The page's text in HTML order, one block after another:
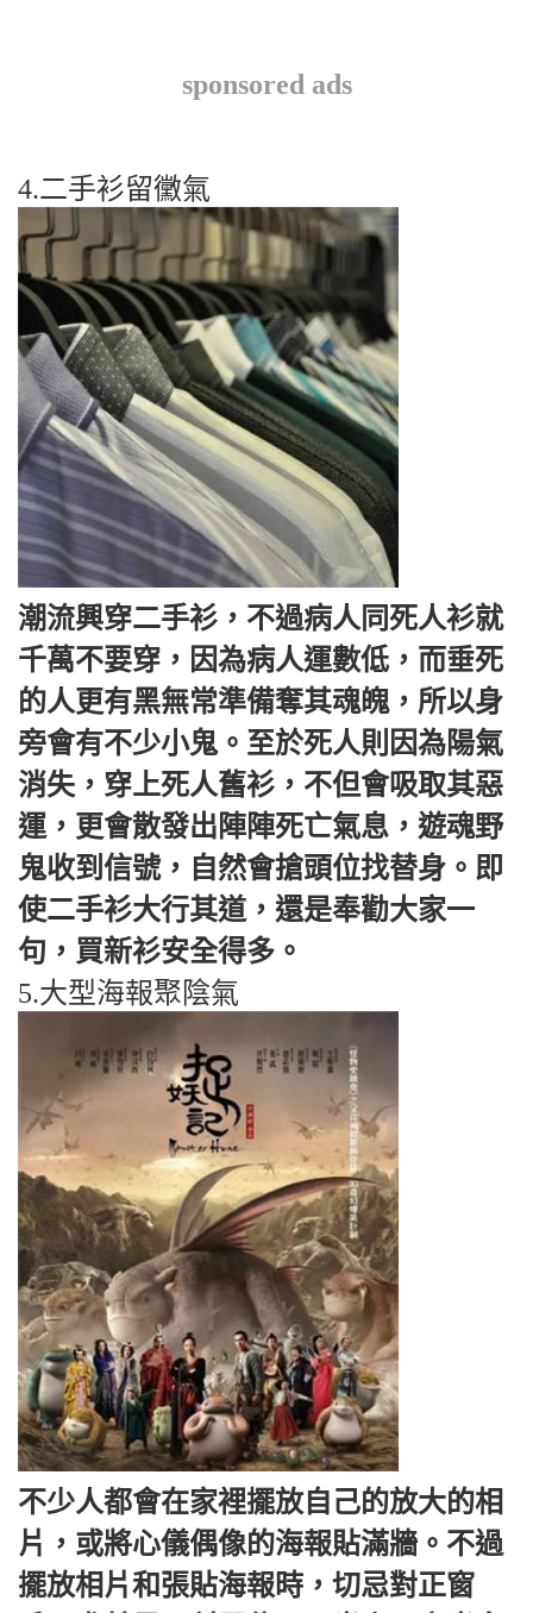
sponsored ads
4.二手衫留黴氣
潮流興穿二手衫，不過病人同死人衫就
千萬不要穿，因為病人運數低，而垂死
的人更有黑無常準備奪其魂魄，所以身
旁會有不少小鬼。至於死人則因為陽氣
消失，穿上死人舊衫，不但會吸取其惡
運，更會散發出陣陣死亡氣息，遊魂野
鬼收到信號，自然會搶頭位找替身。即
使二手衫大行其道，還是奉勸大家一
句，買新衫安全得多。
5.大型海報聚陰氣
不少人都會在家裡擺放自己的放大的相
片，或將心儀偶像的海報貼滿牆。不過
擺放相片和張貼海報時，切忌對正窗